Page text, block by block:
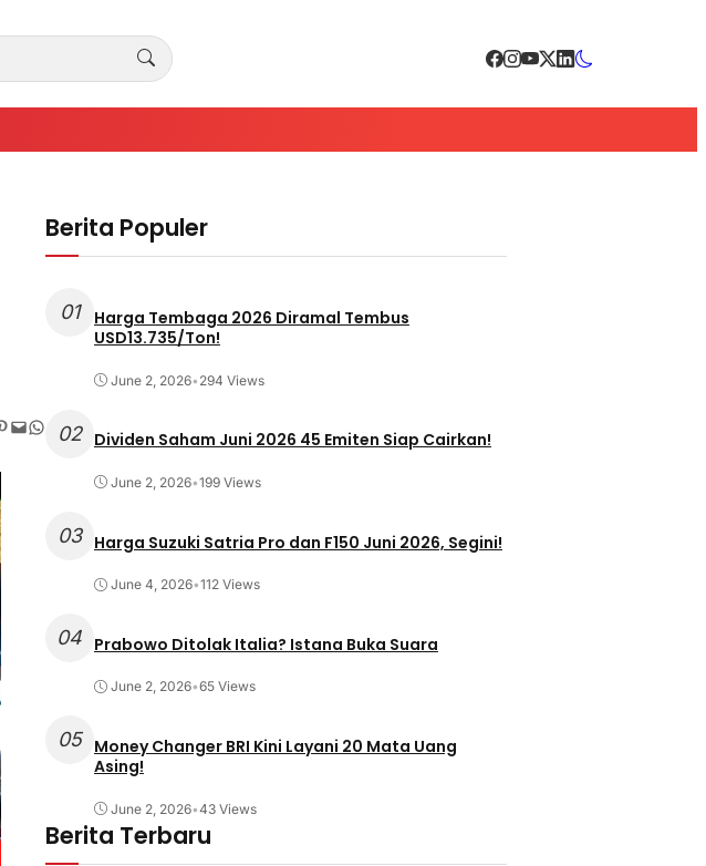
Mail WhatsApp
Berita Populer
01
Harga Tembaga 2026 Diramal Tembus
USD13.735/Ton!
June 2, 2026• 294 Views
02 Dividen Saham Juni 2026 45 Emiten Siap Cairkan!
June 2, 2026•199 Views
03 Harga Suzuki Satria Pro dan F150 Juni 2026, Segini!
June 4, 2026•112 Views
04 Prabowo Ditolak Italia? Istana Buka Suara
June 2, 2026•65 Views
05
Money Changer BRI Kini Layani 20 Mata Uang
Asing!
June 2, 2026•43 Views
Berita Terbaru